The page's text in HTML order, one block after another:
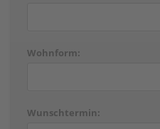
Wohnform:
Wunschtermin: